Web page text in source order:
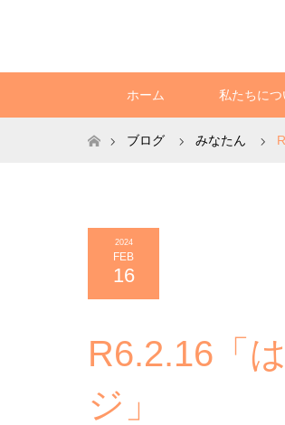
ホーム 私たちにつ
ホームブログ みなたん
2024
FEB
16
R6.2.16「
ジ」